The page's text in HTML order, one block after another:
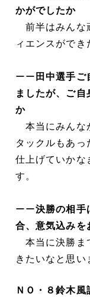
かがでしたか
前半はみんな
ィエンスができ
ーー 田中選手
ましたが、ご
か
本当にみんな
タックルもあ
仕上げていかな
す。
ーー決勝の相手
合、意気込みを
本当に決勝ま
きたいなと思い
ＮＯ・８鈴木